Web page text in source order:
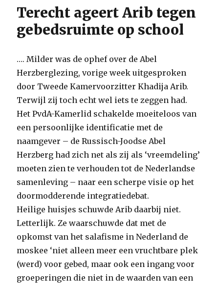
Terecht ageert Arib tegen
gebedsruimte op school
…. Milder was de ophef over de Abel
Herzberglezing, vorige week uitgesproken
door Tweede Kamervoorzitter Khadija Arib.
Terwijl zij toch echt wel iets te zeggen had.
Het PvdA-Kamerlid schakelde moeiteloos van
een persoonlijke identificatie met de
naamgever – de Russisch-Joodse Abel
Herzberg had zich net als zij als ‘vreemdeling’
moeten zien te verhouden tot de Nederlandse
samenleving – naar een scherpe visie op het
doormodderende integratiedebat.
Heilige huisjes schuwde Arib daarbij niet.
Letterlijk. Ze waarschuwde dat met de
opkomst van het salafisme in Nederland de
moskee ‘niet alleen meer een vruchtbare plek
(werd) voor gebed, maar ook een ingang voor
groeperingen die niet in de waarden van een